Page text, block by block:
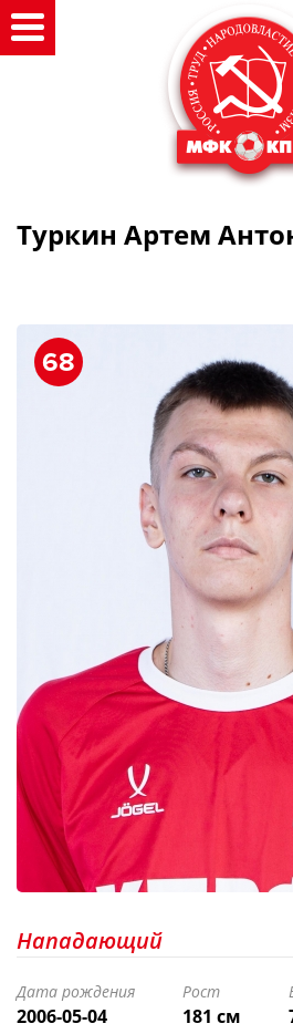
Туркин Артем
68
Нападающий
Дата рождения
2006-05-04
Рост
181 см